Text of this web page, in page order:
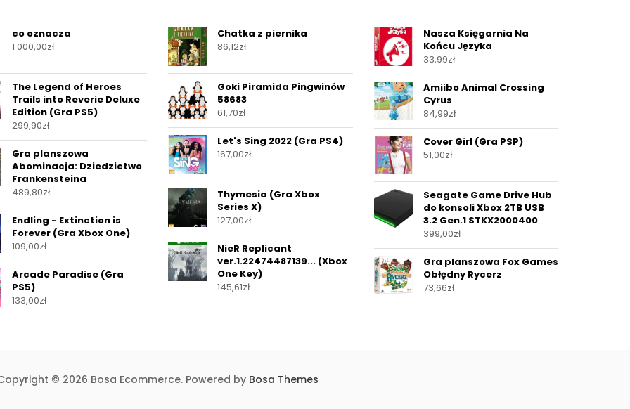
co oznacza
1 000,00zł
The Legend of Heroes
Trails into Reverie Deluxe
Edition (Gra PS5)
299,90zł
Gra planszowa
Abominacja: Dziedzictwo
Frankensteina
489,80zł
Endling - Extinction is
Forever (Gra Xbox One)
109,00zł
Arcade Paradise (Gra
PS5)
133,00zł
Chatka z piernika
86,12zł
Goki Piramida Pingwinów
58683
61,70zł
Let's Sing 2022 (Gra PS4)
167,00zł
Thymesia (Gra Xbox
Series X)
127,00zł
NieR Replicant
ver.1.22474487139... (Xbox
One Key)
145,61zł
Nasza Księgarnia Na
Końcu Języka
33,99zł
Amiibo Animal Crossing
Cyrus
84,99zł
Cover Girl (Gra PSP)
51,00zł
Seagate Game Drive Hub
do konsoli Xbox 2TB USB
3.2 Gen.1 STKX2000400
399,00zł
Gra planszowa Fox Games
Obłędny Rycerz
73,66zł
© 2026 Bosa Ecommerce. Powered by Bosa Themes